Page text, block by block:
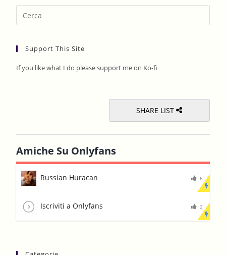
Support This Site
If you like what I do please support me on Ko-fi
SHARE LIST
Amiche Su Onlyfans
Russian Huracan 6
Iscriviti a Onlyfans 2